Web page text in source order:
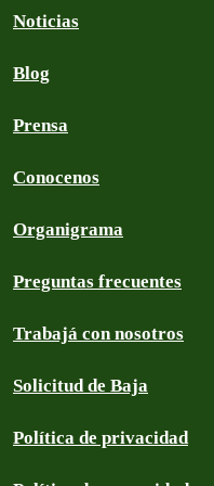
Noticias
Blog
Prensa
Conocenos
Organigrama
Preguntas frecuentes
Trabajá con nosotros
Solicitud de Baja
Política de privacidad